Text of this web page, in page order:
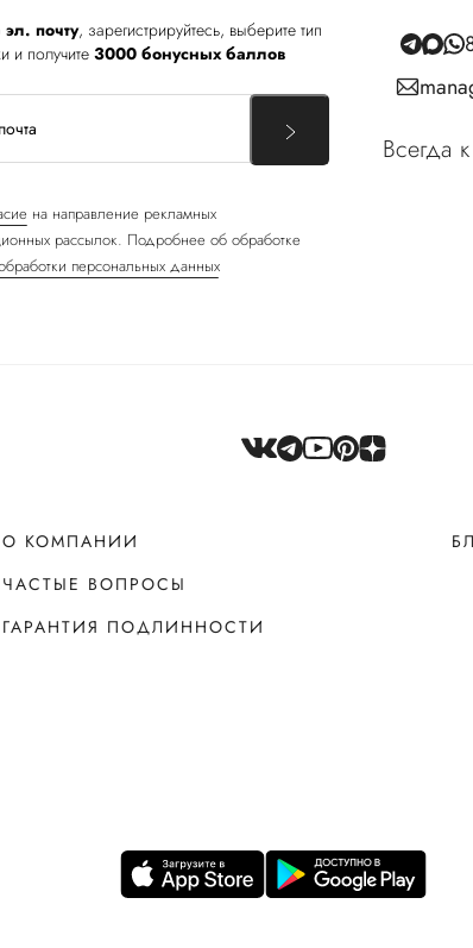
эл. почту, зарегистрируйтесь, выберите тип
и получите 3000 бонусных баллов
на направление рекламных
рассылок. Подробнее об обработке
персональных данных
Всегда
О КОМПАНИИ
ЧАСТЫЕ ВОПРОСЫ
ГАРАНТИЯ ПОДЛИННОСТИ